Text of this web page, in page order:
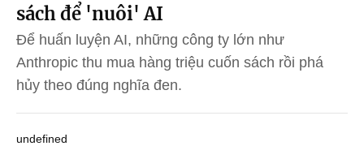
sách để 'nuôi' AI
Để huấn luyện AI, những công ty lớn như
Anthropic thu mua hàng triệu cuốn sách rồi phá
hủy theo đúng nghĩa đen.
undefined